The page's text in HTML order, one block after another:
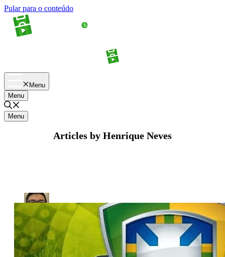
Pular para o conteúdo
Menu
Menu
Menu
Articles by Henrique Neves
Henrique Neves